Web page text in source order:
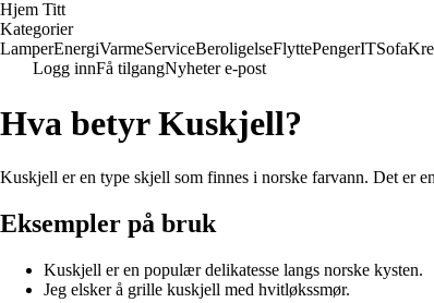
Hjem Titt
Kategorier
LamperEnergiVarmeServiceBeroligelseFlyttePengerITSofa
Logg innFå tilgangNyheter e-post
Hva betyr Kuskjell?
Kuskjell er en type skjell som finnes i norske farvann. Det er
Eksempler på bruk
Kuskjell er en populær delikatesse langs norske kysten.
Jeg elsker å grille kuskjell med hvitløkssmør.